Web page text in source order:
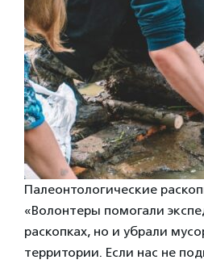
Палеонтологические
«Волонтеры помогали
раскопках, но и убрали
территории. Если нас не